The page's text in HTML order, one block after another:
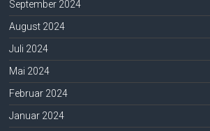
September 2024
August 2024
Juli 2024
Mai 2024
Februar 2024
Januar 2024